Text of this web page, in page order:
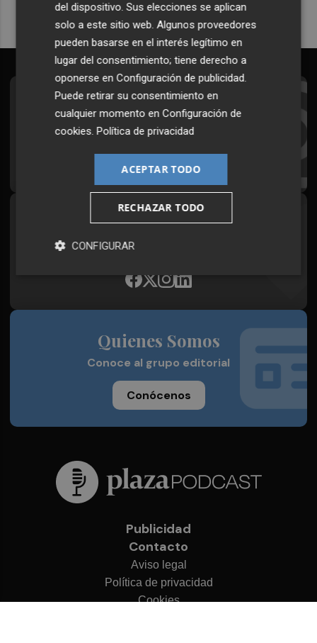
Suscríbete al Boletín
Todos los días a primera hora en tu email
Síguenos en redes
Plaza Podcast, desde cualquier medio
Quienes Somos
Conoce al grupo editorial
Conócenos
Publicidad
Contacto
Aviso legal
Política de privacidad
Cookies
del dispositivo. Sus elecciones se aplican
solo a este sitio web. Algunos proveedores
pueden basarse en el interés legítimo en
lugar del consentimiento; tiene derecho a
oponerse enConfiguración de publicidad.
Puede retirar su consentimiento en
cualquier momento enConfiguración de
cookies.Política de privacidad
ACEPTAR TODO
RECHAZAR TODO
CONFIGURAR